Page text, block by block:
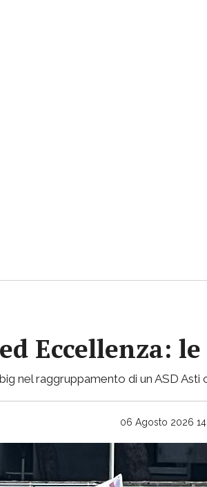
Eccellenza:
nel raggruppamento di un ASD
06 Agosto 2026